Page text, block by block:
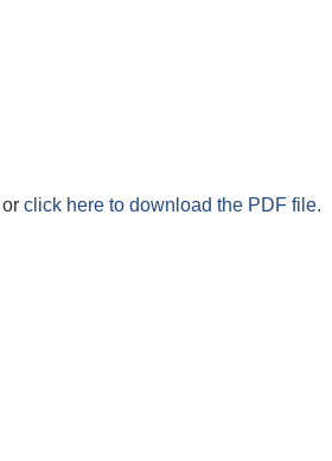
or click here to download the PDF file.